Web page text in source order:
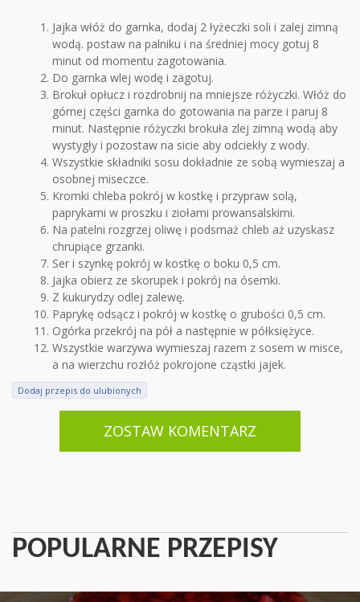
Jajka włóż do garnka, dodaj 2 łyżeczki soli i zalej zimną
wodą. postaw na palniku i na średniej mocy gotuj 8
minut od momentu zagotowania.
Do garnka wlej wodę i zagotuj.
Brokuł opłucz i rozdrobnij na mniejsze różyczki. Włóż do
górnej części garnka do gotowania na parze i paruj 8
minut. Następnie różyczki brokuła zlej zimną wodą aby
wystygły i pozostaw na sicie aby odciekły z wody.
Wszystkie składniki sosu dokładnie ze sobą wymieszaj a
osobnej miseczce.
Kromki chleba pokrój w kostkę i przypraw solą,
paprykami w proszku i ziołami prowansalskimi.
Na patelni rozgrzej oliwę i podsmaż chleb aż uzyskasz
chrupiące grzanki.
Ser i szynkę pokrój w kostkę o boku 0,5 cm.
Jajka obierz ze skorupek i pokrój na ósemki.
Z kukurydzy odlej zalewę.
Paprykę odsącz i pokrój w kostkę o grubości 0,5 cm.
Ogórka przekrój na pół a następnie w półksiężyce.
Wszystkie warzywa wymieszaj razem z sosem w misce,
a na wierzchu rozłóż pokrojone cząstki jajek.
Dodaj przepis do ulubionych
ZOSTAW KOMENTARZ
POPULARNE PRZEPISY